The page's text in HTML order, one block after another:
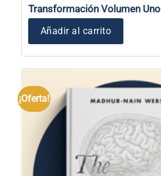
Transformación Volumen Uno
Añadir al carrito
¡Oferta!